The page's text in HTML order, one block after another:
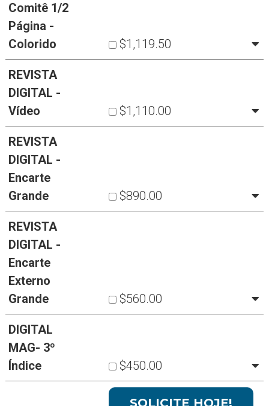
Comitê 1/2
Página -
Colorido
$1,119.50
REVISTA
DIGITAL -
Vídeo
$1,110.00
REVISTA
DIGITAL -
Encarte
Grande
$890.00
REVISTA
DIGITAL -
Encarte
Externo
Grande
$560.00
DIGITAL
MAG- 3º
Índice
$450.00